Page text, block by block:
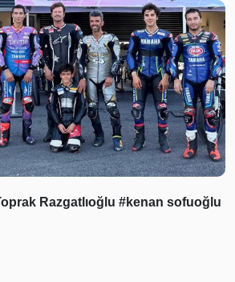
Razgatlıoğlu #kenan sofuoğlu